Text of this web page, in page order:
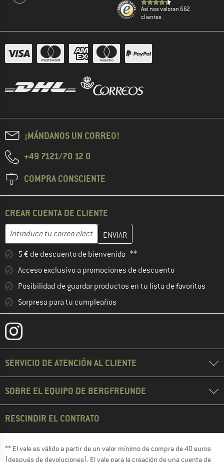
Así nos valoran 662
clientes
¡MÁNDANOS UN CORREO!
+49 7121/70 12 0
COMPRA CONSCIENTE
CREAR CUENTA DE CLIENTE
Dirección de correo electrónico
Introduce aquí tu dirección de correo electrónico y crea tu
5 € de descuento de bienvenida **
Acceso exclusivo a promociones de descuento
Posibilidad de guardar productos en tu lista de favoritos
Sorpresa para tu cumpleaños
SERVICIO DE ATENCIÓN AL CLIENTE
SOBRE EL EQUIPO DE BERGFREUNDE
RESCINDIR EL CONTRATO
** El vale es válido a partir de un valor mínimo de compra de 40 euros
(después de devoluciones). El vale para la creación de una cuenta de